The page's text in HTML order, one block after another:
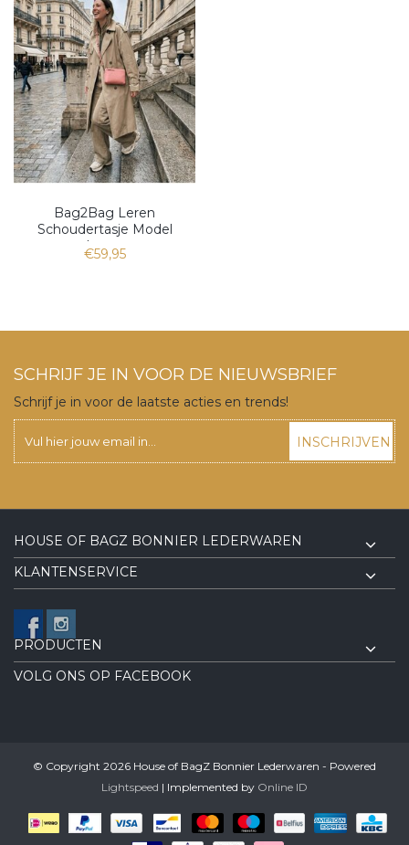
Bag2Bag Leren
Schoudertasje Model
Lucca
€59,95
SCHRIJF JE IN VOOR DE NIEUWSBRIEF
Schrijf je in voor de laatste acties en trends!
INSCHRIJVEN
HOUSE OF BAGZ BONNIER LEDERWAREN
KLANTENSERVICE
PRODUCTEN
VOLG ONS OP FACEBOOK
© Copyright 2026 House of BagZ Bonnier Lederwaren - Powered
Lightspeed | Implemented by Online ID